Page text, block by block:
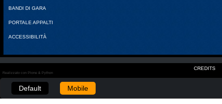
BANDI DI GARA
PORTALE APPALTI
ACCESSIBILITÀ
CREDITS
Realizzato con Plone & Python
Default Mobile